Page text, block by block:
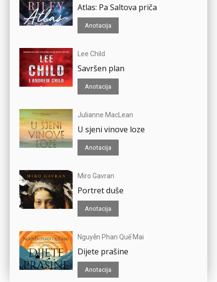
Atlas: Pa Saltova priča
Anotacija
Lee Child
Savršen plan
Anotacija
Julianne MacLean
U sjeni vinove loze
Anotacija
Miro Gavran
Portret duše
Anotacija
Nguyễn Phan Quế Mai
Dijete prašine
Anotacija